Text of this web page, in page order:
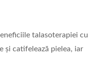
talasoterapiei cu
și catifelează pielea, iar